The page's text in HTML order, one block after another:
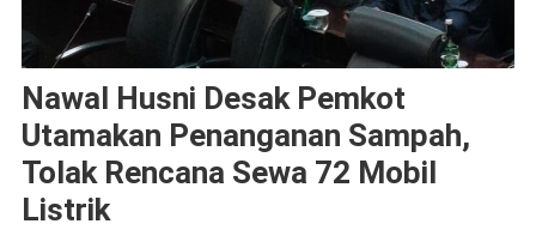
Nawal Husni Desak Pemkot
Utamakan Penanganan Sampah,
Tolak Rencana Sewa 72 Mobil
Listrik